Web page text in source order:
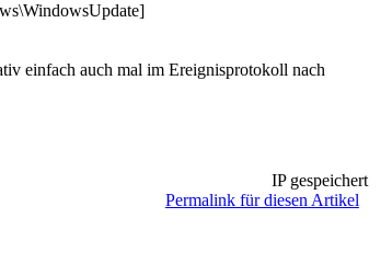
einfach auch mal im Ereignisprotokoll nach
IP gespeichert
Permalink für diesen Artikel